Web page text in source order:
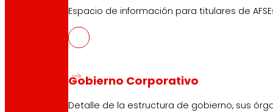
Espacio de información para titulares de
Gobierno Corporativo
Detalle de la estructura de gobierno, sus